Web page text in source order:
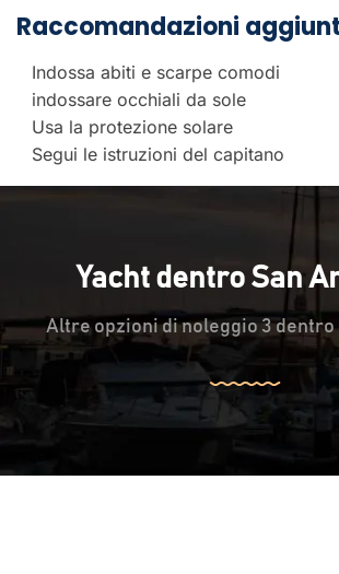
Raccomandazioni
Indossa abiti e scarpe comodi
indossare occhiali da sole
Usa la protezione solare
Segui le istruzioni del capitano
Yacht dentro San
Altre opzioni di noleggio 3 dentro